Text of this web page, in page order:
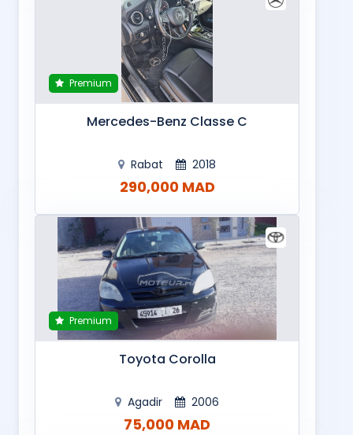
Premium
Mercedes-Benz Classe C
Rabat 2018
290,000 MAD
Premium
Toyota Corolla
Agadir 2006
75,000 MAD